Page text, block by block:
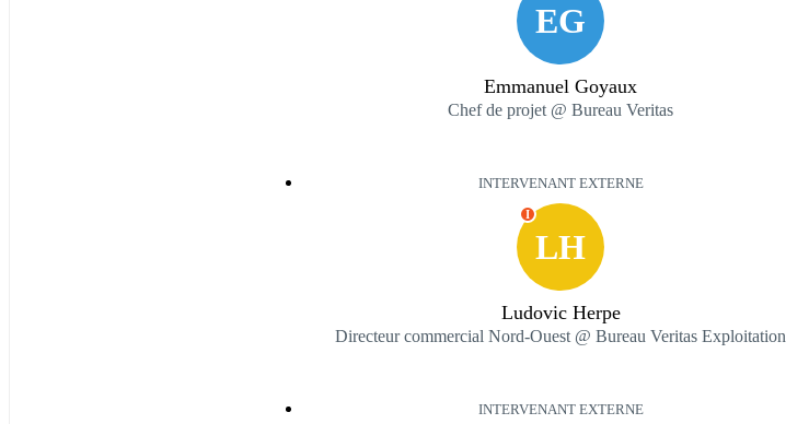
EG
Emmanuel Goyaux
Chef de projet @ Bureau Veritas
INTERVENANT EXTERNE
LH
I
Ludovic Herpe
Directeur commercial Nord-Ouest @ Bureau Veritas Exploitation
INTERVENANT EXTERNE